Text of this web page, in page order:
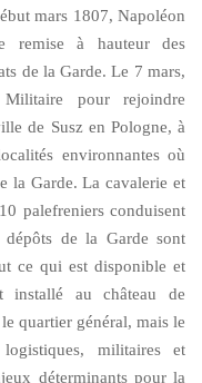
mars 1807, Napoléon
remise à hauteur des
de la Garde. Le 7 mars,
pour rejoindre
de Susz en Pologne, à
environnantes où
la Garde. La cavalerie et
palefreniers conduisent
de la Garde sont
ce qui est disponible et
installé au château de
quartier général, mais le
militaires et
déterminants pour la